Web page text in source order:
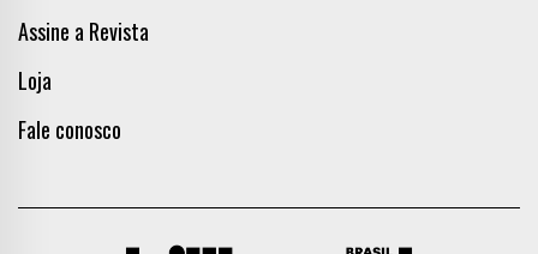
Assine a Revista
Loja
Fale conosco